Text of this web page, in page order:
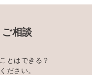
相談
とはできる？
ださい。